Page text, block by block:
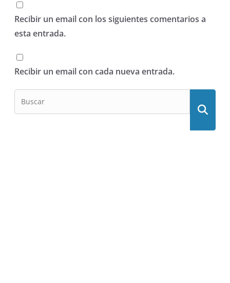
Recibir un email con los siguientes comentarios a
esta entrada.
Recibir un email con cada nueva entrada.